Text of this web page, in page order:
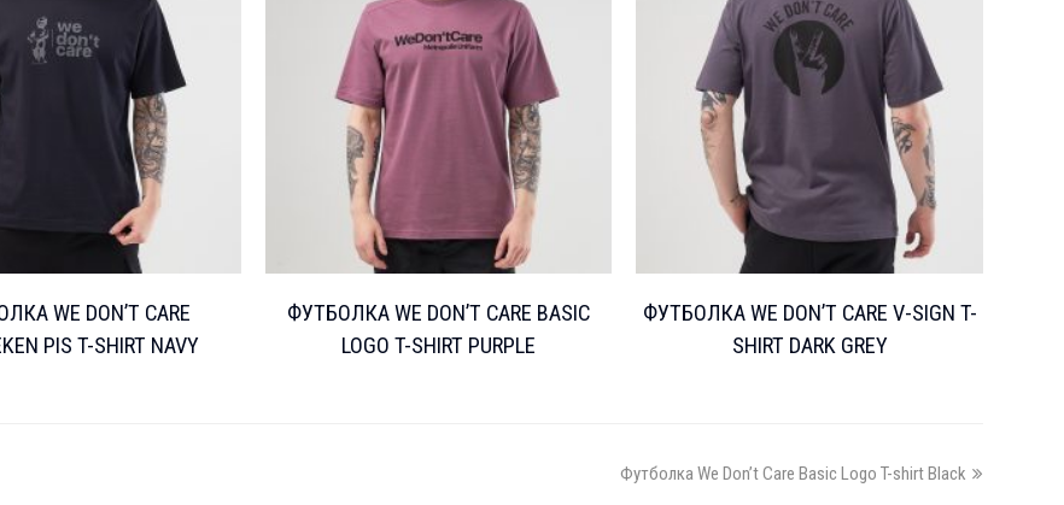
WE DON’T CARE
PIS T-SHIRT NAVY
ФУТБОЛКА WE DON’T CARE BASIC
LOGO T-SHIRT PURPLE
ФУТБОЛКА WE DON’T CARE V-SIGN T-
SHIRT DARK GREY
next
Футболка We Don’t Care Basic Logo T-shirt Black